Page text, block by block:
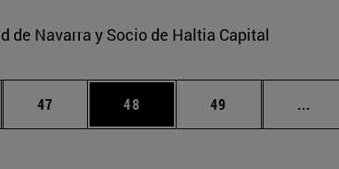
de Navarra y Socio de Haltia Capital
intermedias Use TAB para desplazarse.
Página
47 Página
48 Página
49 ...